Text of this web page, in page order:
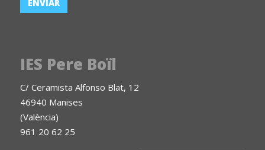
IES Pere Boïl
C/ Ceramista Alfonso Blat, 12
46940 Manises
(València)
961 20 62 25